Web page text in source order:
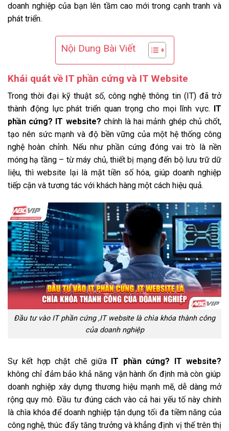
doanh nghiệp của bạn lên tầm cao mới trong cạnh tranh và
phát triển.
Nội Dung Bài Viết
Khái quát về IT phần cứng và IT Website
Trong thời đại kỹ thuật số, công nghệ thông tin (IT) đã trở
thành động lực phát triển quan trọng cho mọi lĩnh vực.
IT
phần cứng? IT website? chính là hai mảnh ghép chủ chốt,
tạo nên sức mạnh và độ bền vững của một hệ thống công
nghệ hoàn chỉnh. Nếu như phần cứng đóng vai trò là nền
móng hạ tầng – từ máy chủ, thiết bị mạng đến bộ lưu trữ dữ
liệu, thì website lại là mặt tiền số hóa, giúp doanh nghiệp
tiếp cận và tương tác với khách hàng một cách hiệu quả.
Đầu tư vào IT phần cứng ,IT website là chìa khóa thành công
của doanh nghiệp
Sự kết hợp chặt chẽ giữa
IT phần cứng? IT website?
không chỉ đảm bảo khả năng vận hành ổn định mà còn giúp
doanh nghiệp xây dựng thương hiệu mạnh mẽ, dễ dàng mở
rộng quy mô. Đầu tư đúng cách vào cả hai yếu tố này chính
là chìa khóa để doanh nghiệp tận dụng tối đa tiềm năng của
công nghệ, thúc đẩy tăng trưởng và khẳng định vị thế trên thị